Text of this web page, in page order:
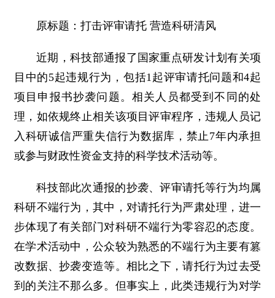
原标题：打击评审请托 营造科研清风
近期，科技部通报了国家重点研发计划有关项
目中的5起违规行为，包括1起评审请托问题和4起
项目申报书抄袭问题。相关人员都受到不同的处
理，如依规终止相关该项目评审程序，违规人员记
入科研诚信严重失信行为数据库，禁止7年内承担
或参与财政性资金支持的科学技术活动等。
科技部此次通报的抄袭、评审请托等行为均属
科研不端行为，其中，对请托行为严肃处理，进一
步体现了有关部门对科研不端行为零容忍的态度。
在学术活动中，公众较为熟悉的不端行为主要有篡
改数据、抄袭变造等。相比之下，请托行为过去受
到的关注不那么多。但事实上，此类违规行为对学